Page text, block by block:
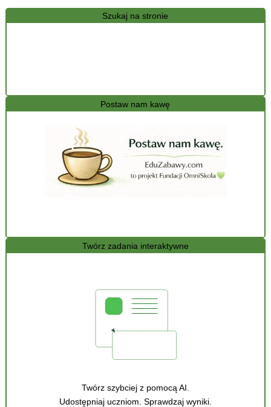
Szukaj na stronie
Postaw nam kawę
Twórz zadania interaktywne
Twórz szybciej z pomocą AI.
Udostępniaj uczniom. Sprawdzaj wyniki.